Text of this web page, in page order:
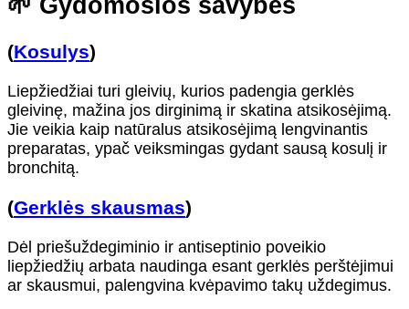
🌱 Gydomosios savybės
(Kosulys)
Liepžiedžiai turi gleivių, kurios padengia gerklės
gleivinę, mažina jos dirginimą ir skatina atsikosėjimą.
Jie veikia kaip natūralus atsikosėjimą lengvinantis
preparatas, ypač veiksmingas gydant sausą kosulį ir
bronchitą.
(Gerklės skausmas)
Dėl priešuždegiminio ir antiseptinio poveikio
liepžiedžių arbata naudinga esant gerklės perštėjimui
ar skausmui, palengvina kvėpavimo takų uždegimus.